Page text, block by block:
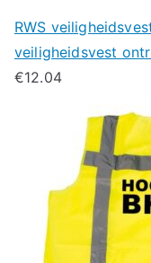
RWS
veiligheidsvest
€12.04